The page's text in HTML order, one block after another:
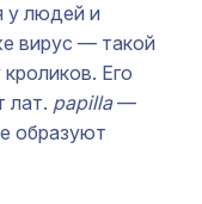
у людей и
вирус — такой
Его
лат. papilla—
образуют